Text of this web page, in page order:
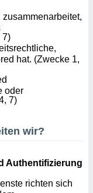
7)
hat. (Zwecke 1,
oder
7)
wir?
Authentifizierung
richten sich